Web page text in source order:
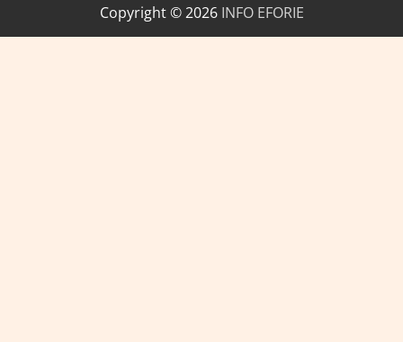
Copyright © 2026 INFO EFORIE